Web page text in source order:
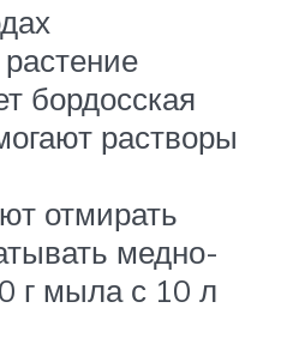
бордосская
растворы
отмирать
медно-
г мыла с 10 л